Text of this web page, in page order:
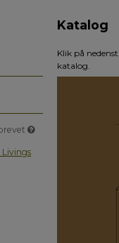
Livings
Katalog
Klik på
katalog.